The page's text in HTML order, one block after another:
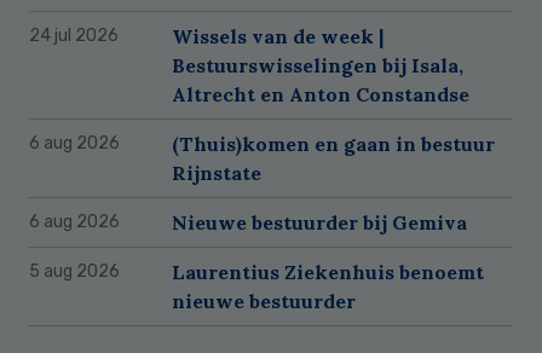
24 jul 2026
Wissels van de week |
Bestuurswisselingen bij Isala,
Altrecht en Anton Constandse
6 aug 2026
(Thuis)komen en gaan in bestuur
Rijnstate
6 aug 2026 Nieuwe bestuurder bij Gemiva
5 aug 2026
Laurentius Ziekenhuis benoemt
nieuwe bestuurder